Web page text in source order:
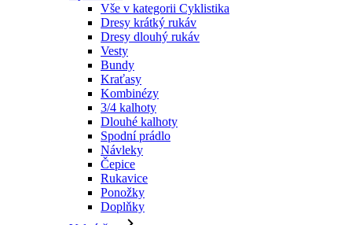
Kraťasy
Kombinézy
3/4 kalhoty
Dlouhé kalhoty
Spodní prádlo
Návleky
Čepice
Rukavice
Ponožky
Doplňky
Volný čas
Vše v kategorii Volný čas
Trička
Mikiny
Čepice